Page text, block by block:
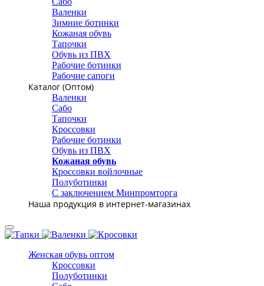
Валенки
Зимние ботинки
Кожаная обувь
Тапочки
Обувь из ПВХ
Рабочие ботинки
Рабочие сапоги
Каталог (Оптом)
Валенки
Сабо
Тапочки
Кроссовки
Рабочие ботинки
Обувь из ПВХ
Кожаная обувь
Кроссовки войлочные
Полуботинки
С заключением Минпромторга
Наша продукция в интернет-магазинах
Женская обувь оптом
Кроссовки
Полуботинки